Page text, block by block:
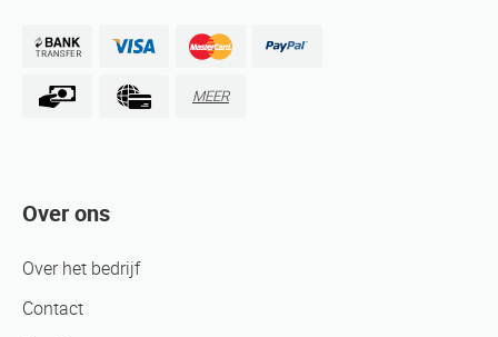
MEER
Over ons
Over het bedrijf
Contact